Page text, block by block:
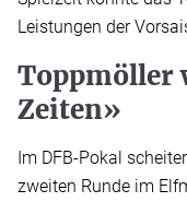
Leistungen der
Toppmöller
Zeiten»
Im DFB-Pokal
zweiten Runde im